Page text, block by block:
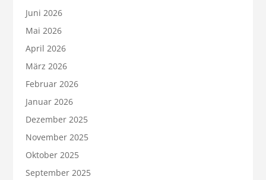
Juni 2026
Mai 2026
April 2026
März 2026
Februar 2026
Januar 2026
Dezember 2025
November 2025
Oktober 2025
September 2025